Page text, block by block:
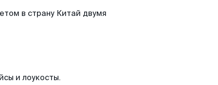
в страну Китай двумя
и лоукосты.